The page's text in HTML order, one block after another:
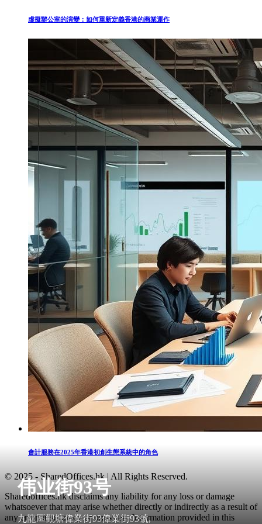
伟业街93号
九龍區觀塘偉業街93偉業街93號,
虛擬辦公室的演變：如何重新定義香港的商業運作
會計服務在2025年香港初創生態系統中的角色
© 2025 - SharedOffices.hk | All Rights Reserved.
Sharedoffices.hk disclaims any liability for any loss or damage
whatsoever that may arise whether directly or indirectly as a result of
any error, inaccuracy or omission. Information provided in this